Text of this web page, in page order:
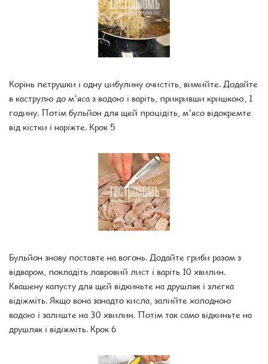
Корінь петрушки і одну цибулину очистіть, вимийте. Додайте
в каструлю до м'яса з водою і варіть, прикривши кришкою, 1
годину. Потім бульйон для щей процідіть, м'ясо відокремте
від кістки і наріжте. Крок 5
Бульйон знову поставте на вогонь. Додайте гриби разом з
відваром, покладіть лавровий лист і варіть 10 хвилин.
Квашену капусту для щей відкиньте на друшляк і злегка
відіжміть. Якщо вона занадто кисла, залийте холодною
водою і залиште на 30 хвилин. Потім так само відкиньте на
друшляк і відіжміть. Крок 6